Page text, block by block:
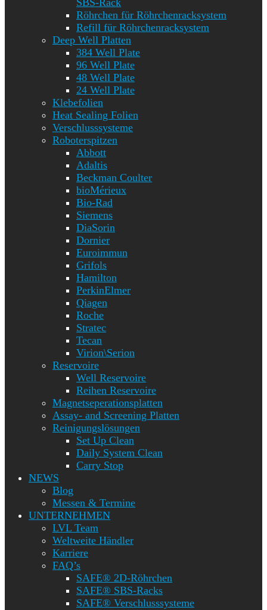
SBS-Rack
Röhrchen für Röhrchenracksystem
Refill für Röhrchenracksystem
Deep Well Platten
384 Well Plate
96 Well Plate
48 Well Plate
24 Well Plate
Klebefolien
Heat Sealing Folien
Verschlusssysteme
Roboterspitzen
Abbott
Adaltis
Beckman Coulter
bioMérieux
Bio-Rad
Siemens
DiaSorin
Dornier
Euroimmun
Grifols
Hamilton
PerkinElmer
Qiagen
Roche
Stratec
Tecan
Virion\Serion
Reservoire
Well Reservoire
Reihen Reservoire
Magnetseperationsplatten
Assay- and Screening Platten
Reinigungslösungen
Set Up Clean
Daily System Clean
Carry Stop
NEWS
Blog
Messen & Termine
UNTERNEHMEN
LVL Team
Weltweite Händler
Karriere
FAQ’s
SAFE® 2D-Röhrchen
SAFE® SBS-Racks
SAFE® Verschlusssysteme